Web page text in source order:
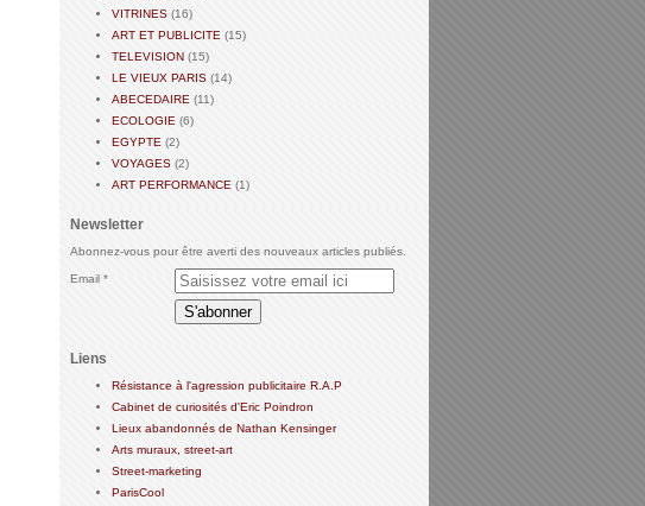
VITRINES (16)
ART ET PUBLICITE (15)
TELEVISION (15)
LE VIEUX PARIS (14)
ABECEDAIRE (11)
ECOLOGIE (6)
EGYPTE (2)
VOYAGES (2)
ART PERFORMANCE (1)
Newsletter
Abonnez-vous pour être averti des nouveaux articles publiés.
Email
Liens
Résistance à l'agression publicitaire R.A.P
Cabinet de curiosités d'Eric Poindron
Lieux abandonnés de Nathan Kensinger
Arts muraux, street-art
Street-marketing
ParisCool